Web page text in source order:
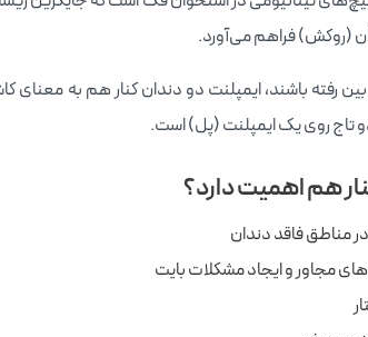
(روکش) فراهم می‌آورد.
رفته باشند، ایمپلنت دو دندان کنار هم به معنای
تاج روی یک ایمپلنت (پل) است.
هم اهمیت دارد؟
مناطق فاقد دندان
مجاور و ایجاد مشکلات بایت